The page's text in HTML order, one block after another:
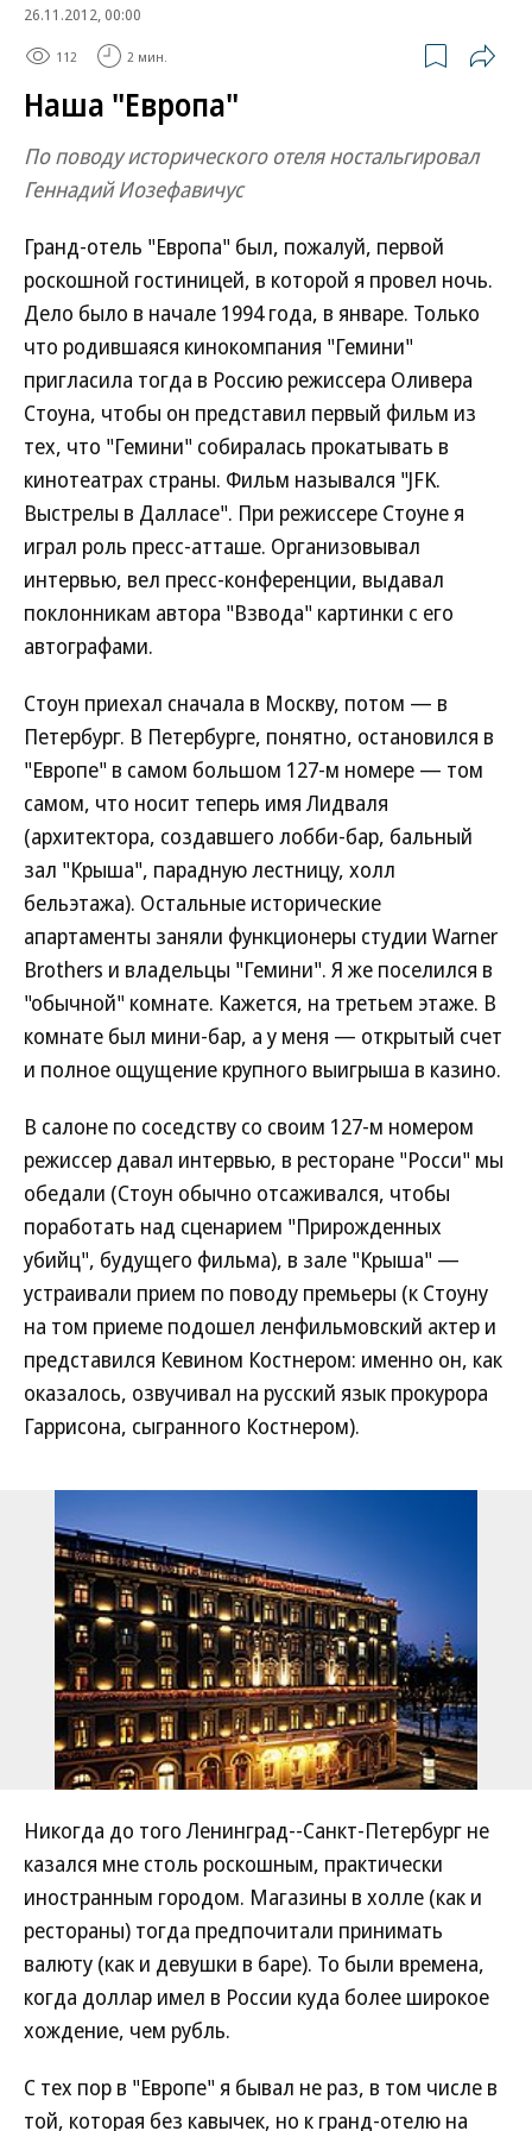
26.11.2012, 00:00
112 2 мин.
Наша "Европа"
По поводу исторического отеля ностальгировал
Геннадий Иозефавичус
Гранд-отель "Европа" был, пожалуй, первой
роскошной гостиницей, в которой я провел ночь.
Дело было в начале 1994 года, в январе. Только
что родившаяся кинокомпания "Гемини"
пригласила тогда в Россию режиссера Оливера
Стоуна, чтобы он представил первый фильм из
тех, что "Гемини" собиралась прокатывать в
кинотеатрах страны. Фильм назывался "JFK.
Выстрелы в Далласе". При режиссере Стоуне я
играл роль пресс-атташе. Организовывал
интервью, вел пресс-конференции, выдавал
поклонникам автора "Взвода" картинки с его
автографами.
Стоун приехал сначала в Москву, потом — в
Петербург. В Петербурге, понятно, остановился в
"Европе" в самом большом 127-м номере — том
самом, что носит теперь имя Лидваля
(архитектора, создавшего лобби-бар, бальный
зал "Крыша", парадную лестницу, холл
бельэтажа). Остальные исторические
апартаменты заняли функционеры студии Warner
Brothers и владельцы "Гемини". Я же поселился в
"обычной" комнате. Кажется, на третьем этаже. В
комнате был мини-бар, а у меня — открытый счет
и полное ощущение крупного выигрыша в казино.
В салоне по соседству со своим 127-м номером
режиссер давал интервью, в ресторане "Росси" мы
обедали (Стоун обычно отсаживался, чтобы
поработать над сценарием "Прирожденных
убийц", будущего фильма), в зале "Крыша" —
устраивали прием по поводу премьеры (к Стоуну
на том приеме подошел ленфильмовский актер и
представился Кевином Костнером: именно он, как
оказалось, озвучивал на русский язык прокурора
Гаррисона, сыгранного Костнером).
Никогда до того Ленинград--Санкт-Петербург не
казался мне столь роскошным, практически
иностранным городом. Магазины в холле (как и
рестораны) тогда предпочитали принимать
валюту (как и девушки в баре). То были времена,
когда доллар имел в России куда более широкое
хождение, чем рубль.
С тех пор в "Европе" я бывал не раз, в том числе в
той, которая без кавычек, но к гранд-отелю на